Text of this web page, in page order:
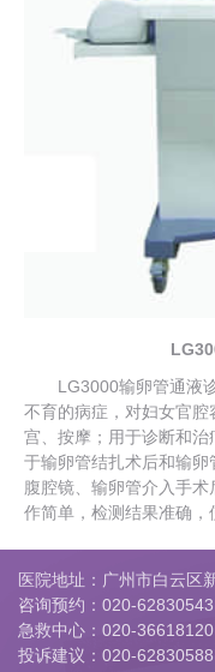
LG3000输卵管通液诊
不育的病症，对妇女官
宫、按摩；用于诊断和
于输卵管结扎术后和输卵
腹腔镜、输卵管介入手
作简单，检测结果准确，
医院地址：广州市白云区
咨询预约： 020-62830543
急救中心： 020-36618120
投诉建议： 020-